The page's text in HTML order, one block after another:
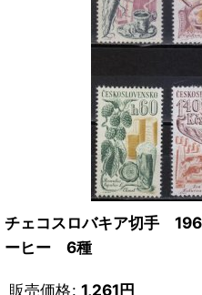
チェコスロバキア切手
ーヒー 6種
販売価格: 1,261円